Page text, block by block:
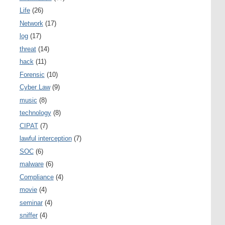
Life (26)
Network (17)
log (17)
threat (14)
hack (11)
Forensic (10)
Cyber Law (9)
music (8)
technology (8)
CIPAT (7)
lawful interception (7)
SOC (6)
malware (6)
Compliance (4)
movie (4)
seminar (4)
sniffer (4)